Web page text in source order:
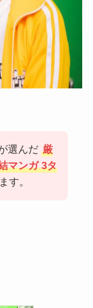
選んだ 厳
マンガ3タ
す。